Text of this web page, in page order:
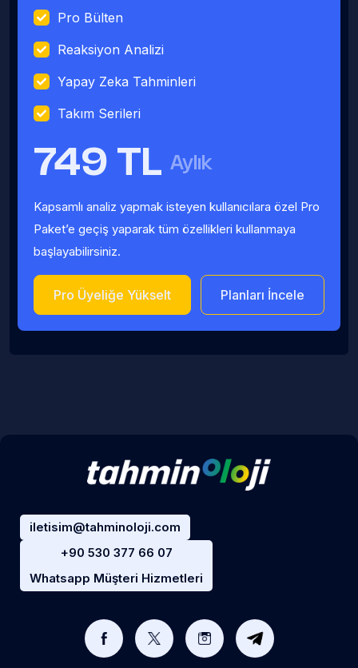
Pro Bülten
Reaksiyon Analizi
Yapay Zeka Tahminleri
Takım Serileri
749 TL Aylık
Kapsamlı analiz yapmak isteyen kullanıcılara özel Pro
Paket’e geçiş yaparak tüm özellikleri kullanmaya
başlayabilirsiniz.
Pro Üyeliğe Yükselt Planları İncele
iletisim@tahminoloji.com
+90 530 377 66 07
Whatsapp Müşteri Hizmetleri